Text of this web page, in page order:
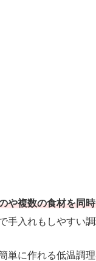
や複数の食材を同
手入れもしやすい調
に作れる低温調